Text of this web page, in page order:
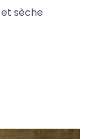
sèche